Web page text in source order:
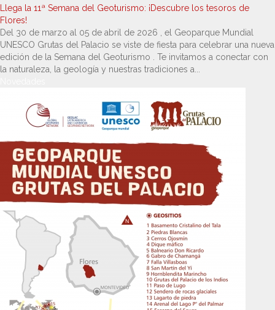
Llega la 11ª Semana del Geoturismo: ¡Descubre los tesoros de
Flores!
Del 30 de marzo al 05 de abril de 2026 , el Geoparque Mundial
UNESCO Grutas del Palacio se viste de fiesta para celebrar una nueva
edición de la Semana del Geoturismo . Te invitamos a conectar con
la naturaleza, la geología y nuestras tradiciones a...